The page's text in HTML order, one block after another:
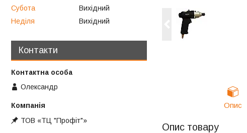
Опис
Опис товару
Субота
Вихідний
Неділя
Вихідний
Контакти
Олександр
ТОВ «ТЦ "Профіт"»